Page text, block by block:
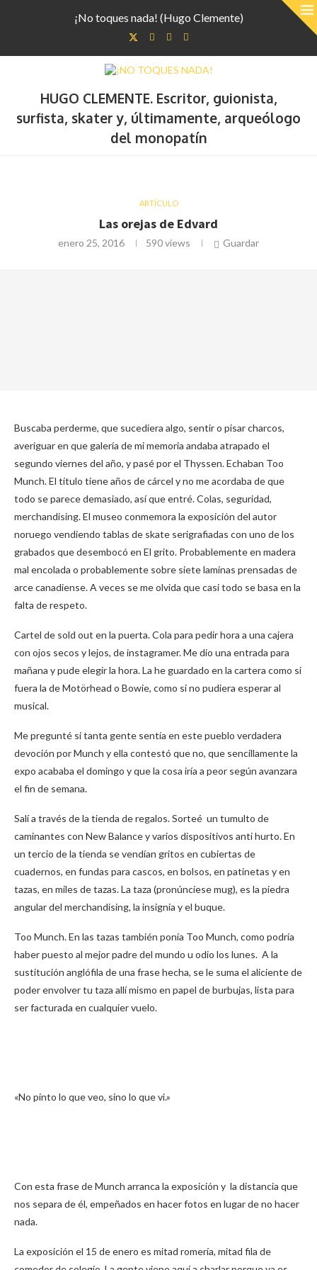
¡No toques nada! (Hugo Clemente)
HUGO CLEMENTE. Escritor, guionista,
surfista, skater y, últimamente, arqueólogo
del monopatín
ARTÍCULO
Las orejas de Edvard
enero 25, 2016 590views Guardar
Buscaba perderme, que sucediera algo, sentir o pisar charcos,
averiguar en que galería de mi memoria andaba atrapado el
segundo viernes del año, y pasé por el Thyssen. Echaban Too
Munch. El título tiene años de cárcel y no me acordaba de que
todo se parece demasiado, así que entré. Colas, seguridad,
merchandising. El museo conmemora la exposición del autor
noruego vendiendo tablas de skate serigrafiadas con uno de los
grabados que desembocó en El grito. Probablemente en madera
mal encolada o probablemente sobre siete laminas prensadas de
arce canadiense. A veces se me olvida que casi todo se basa en la
falta de respeto.
Cartel de sold out en la puerta. Cola para pedir hora a una cajera
con ojos secos y lejos, de instagramer. Me dio una entrada para
mañana y pude elegir la hora. La he guardado en la cartera como si
fuera la de Motörhead o Bowie, como si no pudiera esperar al
musical.
Me pregunté si tanta gente sentía en este pueblo verdadera
devoción por Munch y ella contestó que no, que sencillamente la
expo acababa el domingo y que la cosa iría a peor según avanzara
el fin de semana.
Salí a través de la tienda de regalos. Sorteé un tumulto de
caminantes con New Balance y varios dispositivos anti hurto. En
un tercio de la tienda se vendían gritos en cubiertas de
cuadernos, en fundas para cascos, en bolsos, en patinetas y en
tazas, en miles de tazas. La taza (pronúnciese mug), es la piedra
angular del merchandising, la insignia y el buque.
Too Munch. En las tazas también ponía Too Munch, como podría
haber puesto al mejor padre del mundo u odio los lunes. A la
sustitución anglófila de una frase hecha, se le suma el aliciente de
poder envolver tu taza allí mismo en papel de burbujas, lista para
ser facturada en cualquier vuelo.
«No pinto lo que veo, sino lo que vi.»
Con esta frase de Munch arranca la exposición y la distancia que
nos separa de él, empeñados en hacer fotos en lugar de no hacer
nada.
La exposición el 15 de enero es mitad romería, mitad fila de